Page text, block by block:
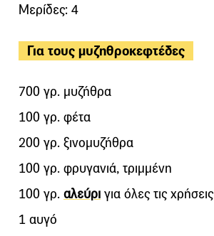
Μερίδες: 4
Για τους μυζηθροκεφτέδες
700 γρ. μυζήθρα
100 γρ. φέτα
200 γρ. ξινομυζήθρα
100 γρ. φρυγανιά, τριμμένη
100 γρ. αλεύρι για όλες τις χρήσεις
1 αυγό